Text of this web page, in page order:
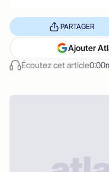
Écoutez cet article
PARTAGER
Ajouter